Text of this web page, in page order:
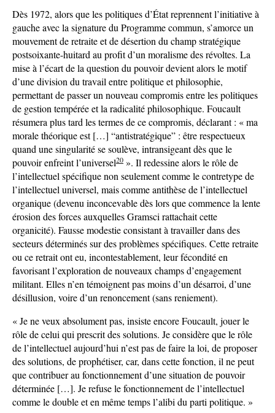
Dès 1972, alors que les politiques d’État reprennent l’initiative à
gauche avec la signature du Programme commun, s’amorce un
mouvement de retraite et de désertion du champ stratégique
postsoixante-huitard au profit d’un moralisme des révoltes. La
mise à l’écart de la question du pouvoir devient alors le motif
d’une division du travail entre politique et philosophie,
permettant de passer un nouveau compromis entre les politiques
de gestion tempérée et la radicalité philosophique. Foucault
résumera plus tard les termes de ce compromis, déclarant : « ma
morale théorique est […] “antistratégique” : être respectueux
quand une singularité se soulève, intransigeant dès que le
pouvoir enfreint l’universel20 ». Il redessine alors le rôle de
l’intellectuel spécifique non seulement comme le contretype de
l’intellectuel universel, mais comme antithèse de l’intellectuel
organique (devenu inconcevable dès lors que commence la lente
érosion des forces auxquelles Gramsci rattachait cette
organicité). Fausse modestie consistant à travailler dans des
secteurs déterminés sur des problèmes spécifiques. Cette retraite
ou ce retrait ont eu, incontestablement, leur fécondité en
favorisant l’exploration de nouveaux champs d’engagement
militant. Elles n’en témoignent pas moins d’un désarroi, d’une
désillusion, voire d’un renoncement (sans reniement).
« Je ne veux absolument pas, insiste encore Foucault, jouer le
rôle de celui qui prescrit des solutions. Je considère que le rôle
de l’intellectuel aujourd’hui n’est pas de faire la loi, de proposer
des solutions, de prophétiser, car, dans cette fonction, il ne peut
que contribuer au fonctionnement d’une situation de pouvoir
déterminée […]. Je refuse le fonctionnement de l’intellectuel
comme le double et en même temps l’alibi du parti politique. »